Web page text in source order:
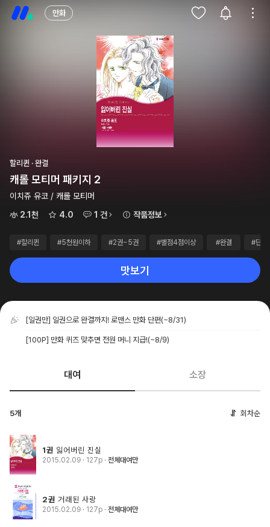
만화
할리퀸 · 완결
캐롤 모티머 패키지 2
이치쥬 유코 / 캐롤 모티머
2.1천
4.0 1 건 작품정보
#할리퀸 #5천원이하 #2권~5권 #별점4점이상 #완결 #단행
맛보기
[일권만] 일권으로 완결까지! 로맨스 만화 단편(~8/31)
[100P] 만화 퀴즈 맞추면 전원 머니 지급!(~8/9)
대여 소장
5개 회차순
1권 잃어버린 진실
2015.02.09 · 127p 전체대여만
2권 거래된 사랑
2015.02.09 · 127p 전체대여만